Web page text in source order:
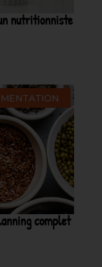
nutritionniste
complet